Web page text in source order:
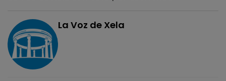
La Voz de Xela